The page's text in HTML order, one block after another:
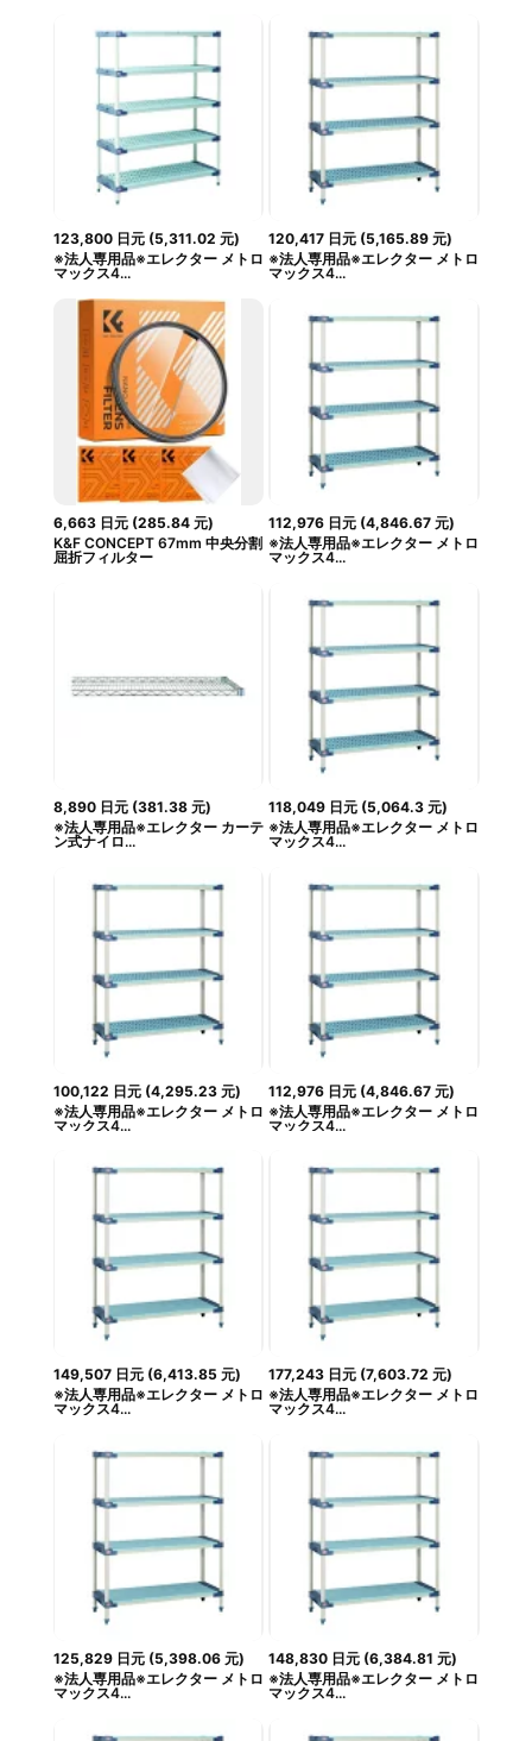
123,800 日元(5,311.02 元)
※法人専用品※エレクター メトロ
マックス4...
120,417 日元 (5,165.89 元)
※法人専用品※エレクター メトロ
マックス4...
6,663 日元(285.84 元)
K&F CONCEPT 67mm 中央分割
屈折フィルター
112,976 日元 (4,846.67 元)
※法人専用品※エレクター メトロ
マックス4...
8,890 日元(381.38 元)
※法人専用品※エレクター カーテ
ン式ナイロ...
118,049 日元 (5,064.3 元)
※法人専用品※エレクター メトロ
マックス4...
100,122 日元(4,295.23 元)
※法人専用品※エレクター メトロ
マックス4...
112,976 日元 (4,846.67 元)
※法人専用品※エレクター メトロ
マックス4...
149,507 日元(6,413.85 元)
※法人専用品※エレクター メトロ
マックス4...
177,243 日元 (7,603.72 元)
※法人専用品※エレクター メトロ
マックス4...
125,829 日元(5,398.06 元)
※法人専用品※エレクター メトロ
マックス4...
148,830 日元 (6,384.81 元)
※法人専用品※エレクター メトロ
マックス4...